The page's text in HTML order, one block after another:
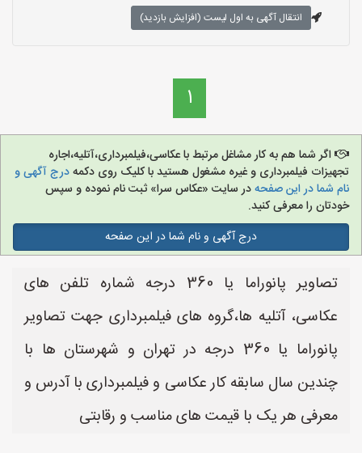
انتقال آگهی به اول لیست (افزایش بازدید)
1
اگر شما هم به کار مشاغل مرتبط با عکاسی،فیلمبرداری،آتلیه،اجاره
تجهیزات فیلمبرداری و غیره مشغول هستید با کلیک روی دکمهدرج آگهی و
نام شما در این صفحهدر سایت «عکاس سرا» ثبت نام نموده و سپس
خودتان را معرفی کنید.
درج آگهی و نام شما در این صفحه
تصاویر پانوراما یا 360 درجه شماره تلفن های
عکاسی، آتلیه ها،گروه های فیلمبرداری جهت تصاویر
پانوراما یا 360 درجه در تهران و شهرستان ها با
چندین سال سابقه کار عکاسی و فیلمبرداری با آدرس و
معرفی هر یک با قیمت های مناسب و رقابتی